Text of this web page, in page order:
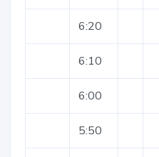
6:20
6:10
6:00
5:50